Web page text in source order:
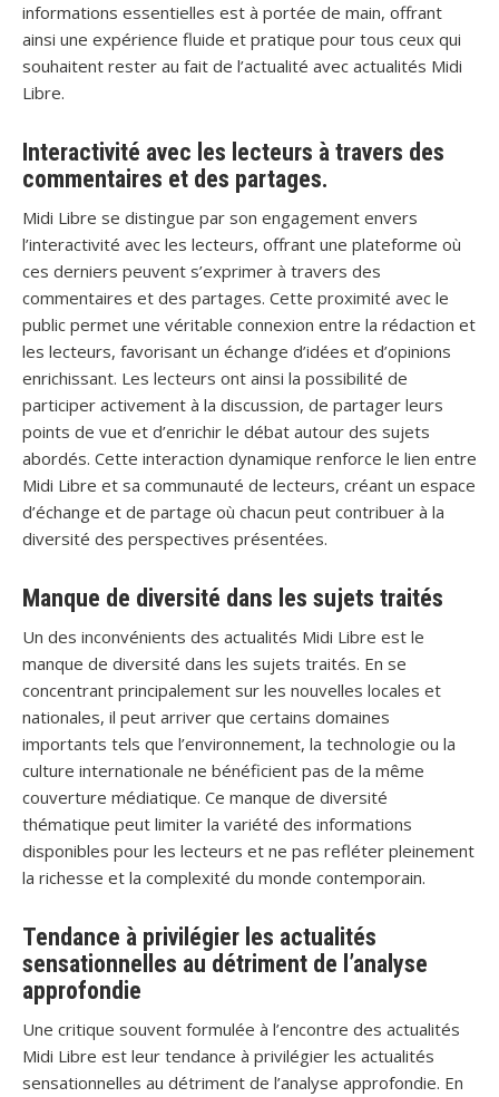
informations essentielles est à portée de main, offrant
ainsi une expérience fluide et pratique pour tous ceux qui
souhaitent rester au fait de l’actualité avec actualités Midi
Libre.
Interactivité avec les lecteurs à travers des
commentaires et des partages.
Midi Libre se distingue par son engagement envers
l’interactivité avec les lecteurs, offrant une plateforme où
ces derniers peuvent s’exprimer à travers des
commentaires et des partages. Cette proximité avec le
public permet une véritable connexion entre la rédaction et
les lecteurs, favorisant un échange d’idées et d’opinions
enrichissant. Les lecteurs ont ainsi la possibilité de
participer activement à la discussion, de partager leurs
points de vue et d’enrichir le débat autour des sujets
abordés. Cette interaction dynamique renforce le lien entre
Midi Libre et sa communauté de lecteurs, créant un espace
d’échange et de partage où chacun peut contribuer à la
diversité des perspectives présentées.
Manque de diversité dans les sujets traités
Un des inconvénients des actualités Midi Libre est le
manque de diversité dans les sujets traités. En se
concentrant principalement sur les nouvelles locales et
nationales, il peut arriver que certains domaines
importants tels que l’environnement, la technologie ou la
culture internationale ne bénéficient pas de la même
couverture médiatique. Ce manque de diversité
thématique peut limiter la variété des informations
disponibles pour les lecteurs et ne pas refléter pleinement
la richesse et la complexité du monde contemporain.
Tendance à privilégier les actualités
sensationnelles au détriment de l’analyse
approfondie
Une critique souvent formulée à l’encontre des actualités
Midi Libre est leur tendance à privilégier les actualités
sensationnelles au détriment de l’analyse approfondie. En